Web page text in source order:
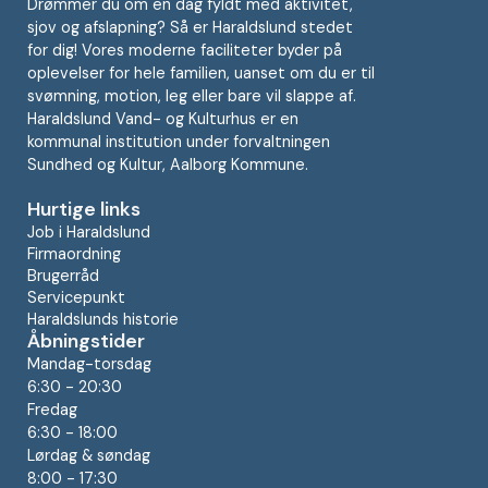
Drømmer du om en dag fyldt med aktivitet,
sjov og afslapning? Så er Haraldslund stedet
for dig! Vores moderne faciliteter byder på
oplevelser for hele familien, uanset om du er til
svømning, motion, leg eller bare vil slappe af.
Haraldslund Vand- og Kulturhus er en
kommunal institution under forvaltningen
Sundhed og Kultur, Aalborg Kommune.
Hurtige links
Job i Haraldslund
Firmaordning
Brugerråd
Servicepunkt
Haraldslunds historie
Åbningstider
Mandag-torsdag
6:30 - 20:30
Fredag
6:30 - 18:00
Lørdag & søndag
8:00 - 17:30